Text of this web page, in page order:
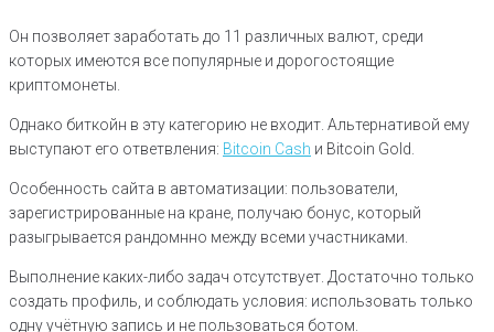
Он позволяет заработать до 11 различных валют, среди
которых имеются все популярные и дорогостоящие
криптомонеты.
Однако биткойн в эту категорию не входит. Альтернативой ему
выступают его ответвления: Bitcoin Cash и Bitcoin Gold.
Особенность сайта в автоматизации: пользователи,
зарегистрированные на кране, получаю бонус, который
разыгрывается рандомнно между всеми участниками.
Выполнение каких-либо задач отсутствует. Достаточно только
создать профиль, и соблюдать условия: использовать только
одну учётную запись и не пользоваться ботом.